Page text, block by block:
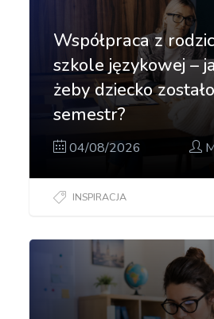
Współpraca z
szkole językowej –
żeby dziecko
semestr?
04/08/2026
INSPIRACJA